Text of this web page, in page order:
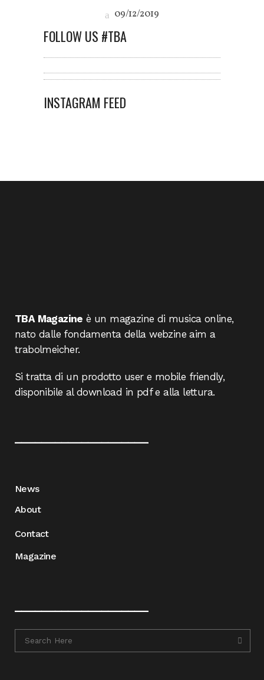
09/12/2019
FOLLOW US #TBA
INSTAGRAM FEED
TBA Magazine è un magazine di musica online,
nato dalle fondamenta della webzine aim a
trabolmeicher.
Si tratta di un prodotto user e mobile friendly,
disponibile al download in pdf e alla lettura.
News
About
Contact
Magazine